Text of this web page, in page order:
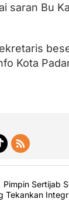
saran Bu
Kota
Pimpin Sertijab
Tekankan